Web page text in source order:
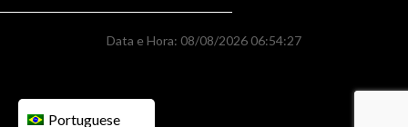
Data e Hora: 08/08/2026 06:54:27
Portuguese